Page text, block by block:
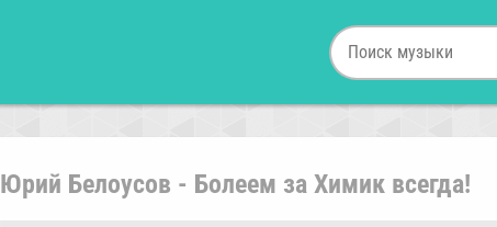
Юрий Белоусов - Болеем за Химик всегда!